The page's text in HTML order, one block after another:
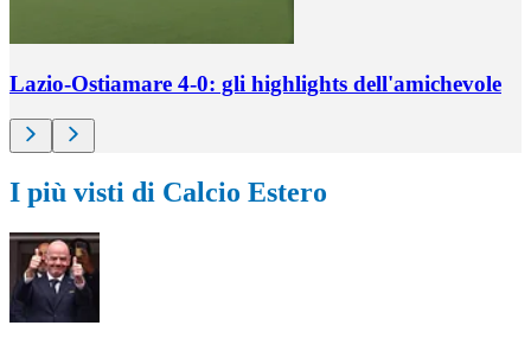
Lazio-Ostiamare 4-0: gli highlights dell'amichevole
I più visti di Calcio Estero